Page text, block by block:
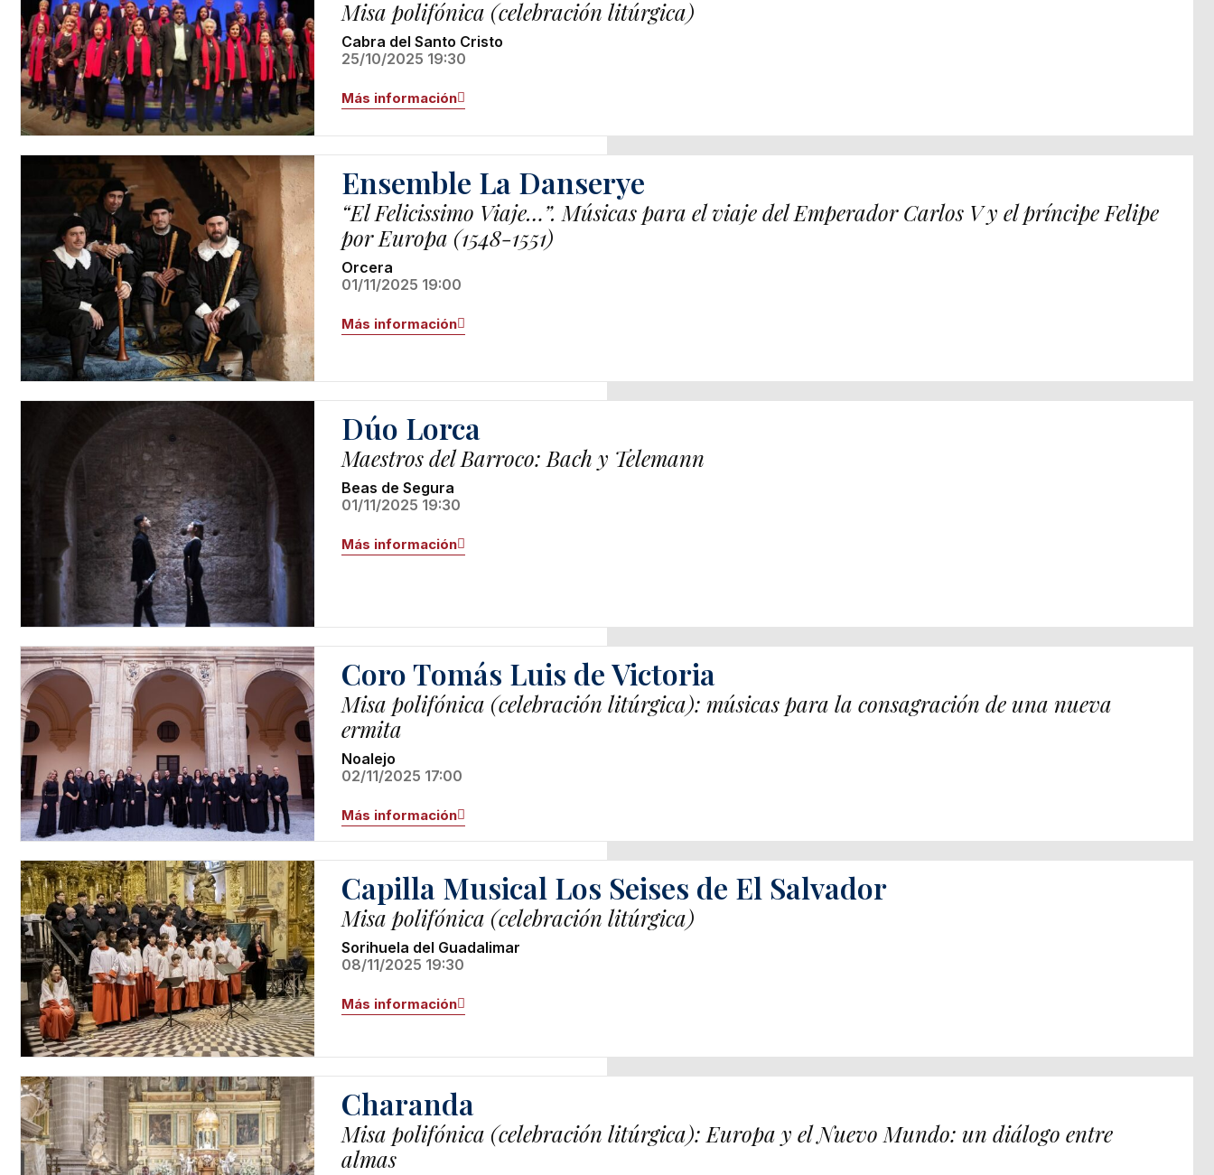
Misa polifónica (celebración litúrgica)
Cabra del Santo Cristo
25/10/2025 19:30
Más información
Ensemble La Danserye
“El Felicissimo Viaje…”. Músicas para el viaje del Emperador Carlos V y el príncipe Felipe
por Europa (1548-1551)
Orcera
01/11/2025 19:00
Más información
Dúo Lorca
Maestros del Barroco: Bach y Telemann
Beas de Segura
01/11/2025 19:30
Más información
Coro Tomás Luis de Victoria
Misa polifónica (celebración litúrgica): músicas para la consagración de una nueva
ermita
Noalejo
02/11/2025 17:00
Más información
Capilla Musical Los Seises de El Salvador
Misa polifónica (celebración litúrgica)
Sorihuela del Guadalimar
08/11/2025 19:30
Más información
Charanda
Misa polifónica (celebración litúrgica): Europa y el Nuevo Mundo: un diálogo entre
almas